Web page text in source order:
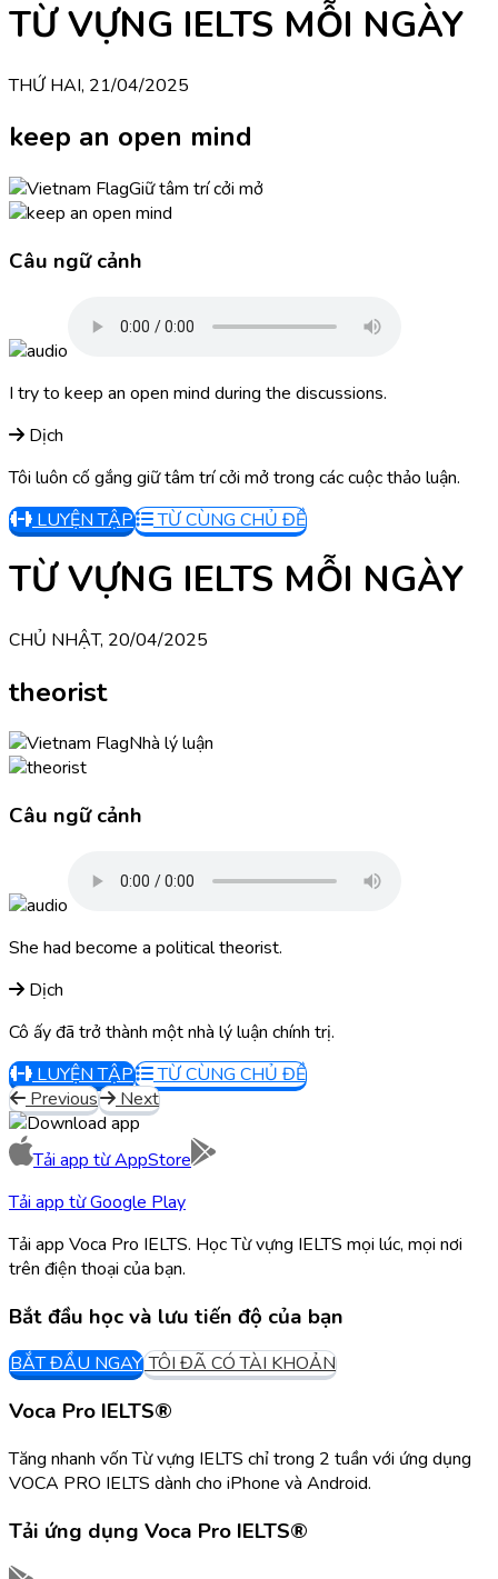
TỪ VỰNG IELTS MỖI NGÀY
THỨ HAI, 21/04/2025
keep an open mind
Giữ tâm trí cởi mở
Câu ngữ cảnh
I try to keep an open mind during the discussions.
Dịch
Tôi luôn cố gắng giữ tâm trí cởi mở trong các cuộc thảo luận.
LUYỆN TẬP
TỪ CÙNG CHỦ ĐỀ
TỪ VỰNG IELTS MỖI NGÀY
CHỦ NHẬT, 20/04/2025
theorist
Nhà lý luận
Câu ngữ cảnh
She had become a political theorist.
Dịch
Cô ấy đã trở thành một nhà lý luận chính trị.
LUYỆN TẬP
TỪ CÙNG CHỦ ĐỀ
Previous
Next
Tải app từAppStore
Tải app từGoogle Play
Tải app Voca Pro IELTS. Học Từ vựng IELTS mọi lúc, mọi nơi
trên điện thoại của bạn.
Bắt đầu học và lưu tiến độ của bạn
BẮT ĐẦU NGAY TÔI ĐÃ CÓ TÀI KHOẢN
Voca Pro IELTS®
Tăng nhanh vốn Từ vựng IELTS chỉ trong 2 tuần với ứng dụng
VOCA PRO IELTS dành cho iPhone và Android.
Tải ứng dụng Voca Pro IELTS®